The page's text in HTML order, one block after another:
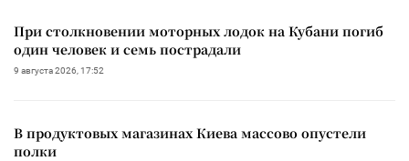
При столкновении моторных лодок на Кубани погиб
один человек и семь пострадали
9 августа 2026, 17:52
В продуктовых магазинах Киева массово опустели
полки